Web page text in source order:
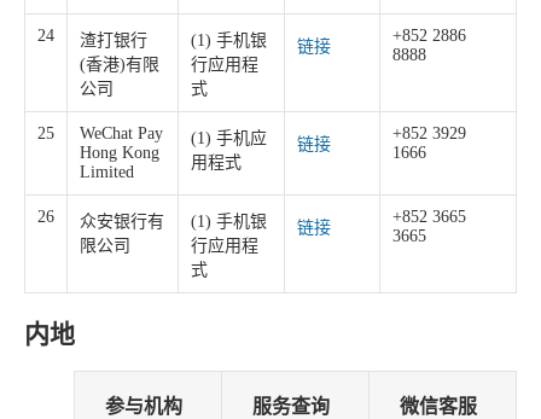
24
渣打银行
(香港)有限
公司
(1) 手机银
行应用程
式
链接
+852 2886
8888
25
WeChat Pay
Hong Kong
Limited
(1) 手机应
用程式
链接
+852 3929
1666
26
众安银行有
限公司
(1) 手机银
行应用程
式
链接
+852 3665
3665
内地
参与机构
服务查询
微信客服